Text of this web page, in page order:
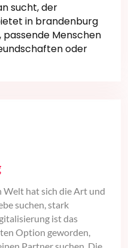
sucht, der
in brandenburg
Menschen
oder
Welt hat sich die Art und
suchen, stark
ist das
Option geworden,